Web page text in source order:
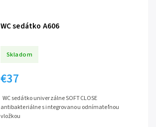
WC sedátko A606
Skladom
€37
WC sedátko univerzálne SOFTCLOSE
antibakteriálne s integrovanou odnímateľnou
vložkou